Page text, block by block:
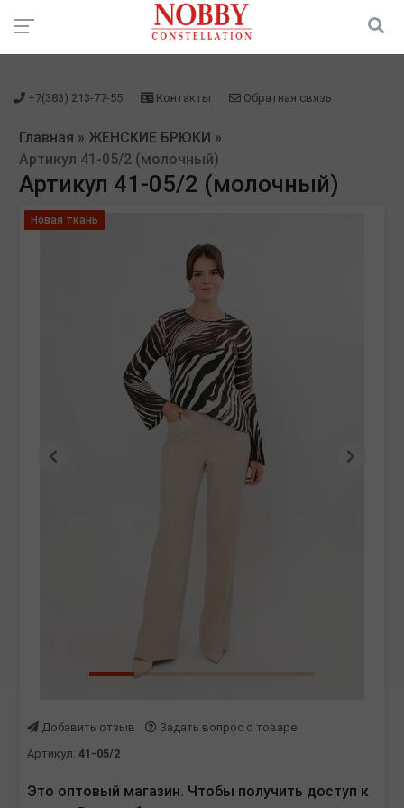
зарегистрироваться" />зарегистрироваться" />
+7(383) 213-77-55 Контакты Обратная связь
Главная » ЖЕНСКИЕ БРЮКИ »
Артикул 41-05/2 (молочный)
Артикул 41-05/2 (молочный)
Новая ткань
Предыдущая
Добавить отзыв
Задать вопрос о товаре
Артикул: 41-05/2
Это оптовый магазин. Чтобы получить доступ к